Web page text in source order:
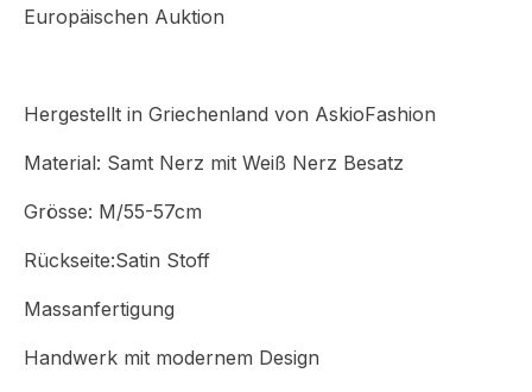
Europäischen Auktion
Hergestellt in Griechenland von AskioFashion
Material: Samt Nerz mit Weiß Nerz Besatz
Grösse: M/55-57cm
Rückseite:Satin Stoff
Massanfertigung
Handwerk mit modernem Design